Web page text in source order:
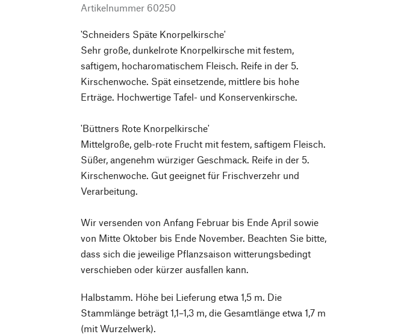
Artikelnummer 60250
'Schneiders Späte Knorpelkirsche'
Sehr große, dunkelrote Knorpelkirsche mit festem,
saftigem, hocharomatischem Fleisch. Reife in der 5.
Kirschenwoche. Spät einsetzende, mittlere bis hohe
Erträge. Hochwertige Tafel- und Konservenkirsche.
'Büttners Rote Knorpelkirsche'
Mittelgroße, gelb-rote Frucht mit festem, saftigem Fleisch.
Süßer, angenehm würziger Geschmack. Reife in der 5.
Kirschenwoche. Gut geeignet für Frischverzehr und
Verarbeitung.
Wir versenden von Anfang Februar bis Ende April sowie
von Mitte Oktober bis Ende November. Beachten Sie bitte,
dass sich die jeweilige Pflanzsaison witterungsbedingt
verschieben oder kürzer ausfallen kann.
Halbstamm. Höhe bei Lieferung etwa 1,5 m. Die
Stammlänge beträgt 1,1–1,3 m, die Gesamtlänge etwa 1,7 m
(mit Wurzelwerk).